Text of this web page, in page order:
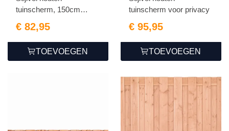
tuinscherm, 150cm
€ 82,95
TOEVOEGEN
tuinscherm voor privacy
€ 95,95
TOEVOEGEN